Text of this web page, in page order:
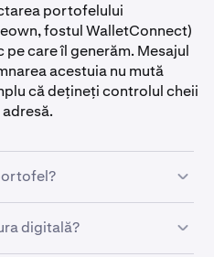
portofelului
fostul WalletConnect)
pe care îl generăm. Mesajul
acestuia nu mută
că dețineți controlul cheii
portofelul înainte de:
digitală?